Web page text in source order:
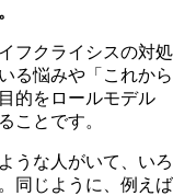
フクライシスの対処
る悩みや「これから
的をロールモデル
ことです。
うな人がいて、いろ
同じように、例えば